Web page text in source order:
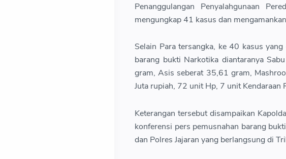
Penanggulangan Penyalahgunaan
mengungkap 41 kasus dan
Selain Para tersangka, ke 40 kasus
barang bukti Narkotika diantaranya
gram, Asis seberat 35,61 gram,
Juta rupiah, 72 unit Hp, 7 unit Kendaraan
Keterangan tersebut disampaikan
konferensi pers pemusnahan barang
dan Polres Jajaran yang berlangsung di